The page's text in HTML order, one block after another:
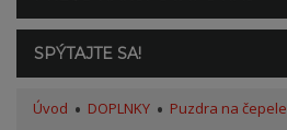
SPÝTAJTE SA!
Úvod DOPLNKY Puzdra na čepele